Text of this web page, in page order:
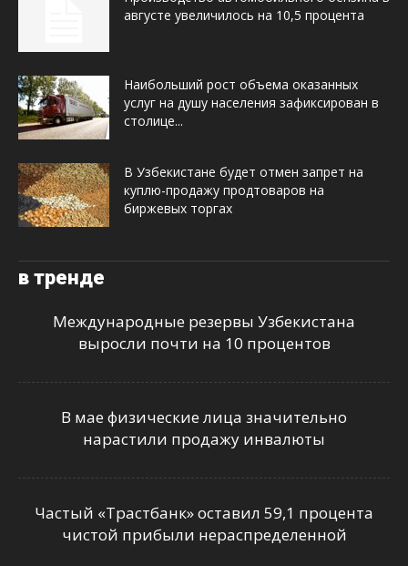
августе увеличилось на 10,5 процента
Наибольший рост объема оказанных
услуг на душу населения зафиксирован в
столице...
В Узбекистане будет отмен запрет на
куплю-продажу продтоваров на
биржевых торгах
в тренде
Международные резервы Узбекистана
выросли почти на 10 процентов
В мае физические лица значительно
нарастили продажу инвалюты
Частый «Трастбанк» оставил 59,1 процента
чистой прибыли нераспределенной